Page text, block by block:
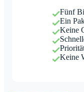
Fünf
Ein
Keine
Keine